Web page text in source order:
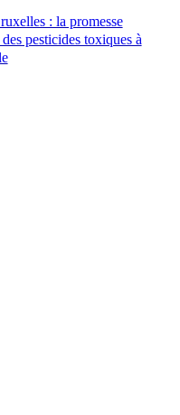
: la promesse
pesticides toxiques à